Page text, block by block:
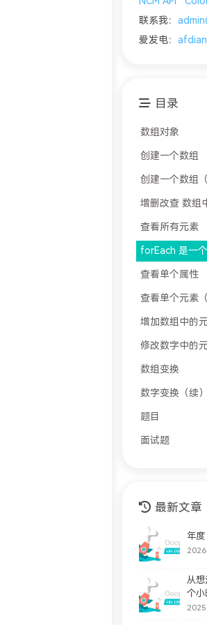
联系我：
爱发电：
目录
数组对象
创建一个数组
创建一个数组（
增删改查 数组
查看所有元素
forEach 是一
查看单个属性
查看单个元素（
增加数组中的
修改数字中的
数组变换
数字变换（续）
题目
面试题
最新文章
年
从
个小
完善